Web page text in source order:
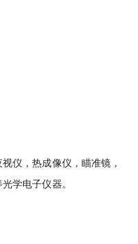
仪，热成像仪，瞄准镜，
学电子仪器。